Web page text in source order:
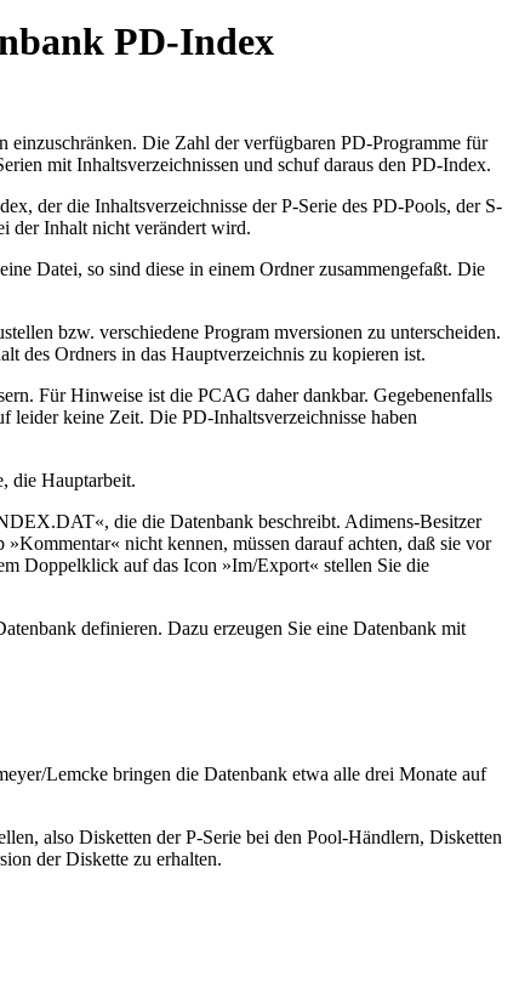
PD-Index
einzuschränken. Die Zahl der verfügbaren PD-Programme für
mit Inhaltsverzeichnissen und schuf daraus den PD-Index.
der die Inhaltsverzeichnisse der P-Serie des PD-Pools, der S-
der Inhalt nicht verändert wird.
Datei, so sind diese in einem Ordner zusammengefaßt. Die
bzw. verschiedene Program mversionen zu unterscheiden.
des Ordners in das Hauptverzeichnis zu kopieren ist.
Für Hinweise ist die PCAG daher dankbar. Gegebenenfalls
leider keine Zeit. Die PD-Inhaltsverzeichnisse haben
die Hauptarbeit.
die die Datenbank beschreibt. Adimens-Besitzer
nicht kennen, müssen darauf achten, daß sie vor
Doppelklick auf das Icon »Im/Export« stellen Sie die
definieren. Dazu erzeugen Sie eine Datenbank mit
Lemcke bringen die Datenbank etwa alle drei Monate auf
also Disketten der P-Serie bei den Pool-Händlern, Disketten
der Diskette zu erhalten.